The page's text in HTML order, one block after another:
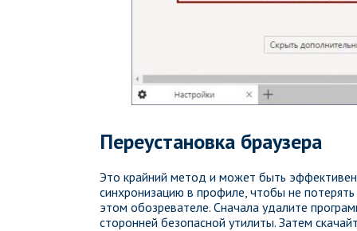
Переустановка браузера
Это крайний метод и может быть
синхронизацию в профиле, чтобы не
этом обозревателе. Сначала удалите
сторонней безопасной утилиты. Затем